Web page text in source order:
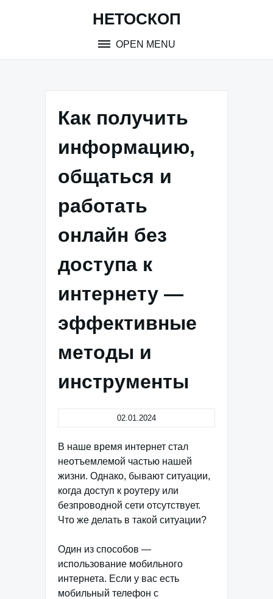
НЕТОСКОП
OPEN MENU
Как получить
информацию,
общаться и
работать
онлайн без
доступа к
интернету —
эффективные
методы и
инструменты
02.01.2024
В наше время интернет стал
неотъемлемой частью нашей
жизни. Однако, бывают ситуации,
когда доступ к роутеру или
безпроводной сети отсутствует.
Что же делать в такой ситуации?
Один из способов —
использование мобильного
интернета. Если у вас есть
мобильный телефон с